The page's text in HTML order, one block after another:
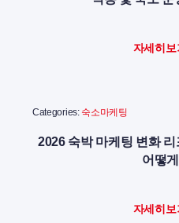
자세히보
Categories: 숙소마케팅
2026 숙박 마케팅 변화
어떻
자세히보